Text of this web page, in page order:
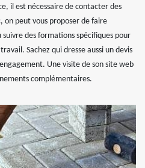
il est nécessaire de contacter des
on peut vous proposer de faire
des formations spécifiques pour
Sachez qui dresse aussi un devis
Une visite de son site web
complémentaires.